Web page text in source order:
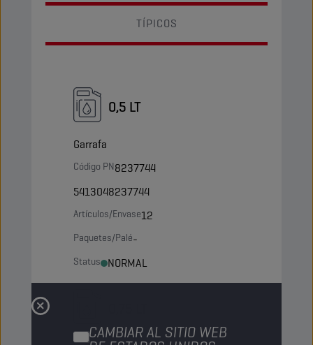
CAMBIAR AL SITIO WEB
TÍPICOS
0,5 LT
Garrafa
Código PN8237744
5413048237744
Artículos/Envase12
Paquetes/Palé-
Status NORMAL